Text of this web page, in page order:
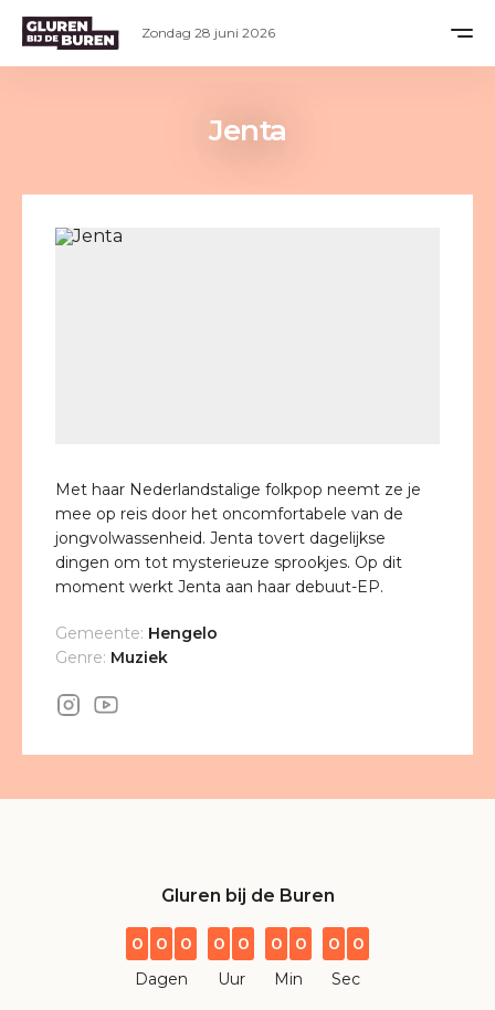
Jenta
Met haar Nederlandstalige folkpop neemt ze je
mee op reis door het oncomfortabele van de
jongvolwassenheid. Jenta tovert dagelijkse
dingen om tot mysterieuze sprookjes. Op dit
moment werkt Jenta aan haar debuut-EP.
Gemeente: Hengelo
Genre: Muziek
Gluren bij de Buren
0 0 0
Dagen
0 0
Uur
0 0
Min
0 0
Sec
Zondag 28 juni 2026